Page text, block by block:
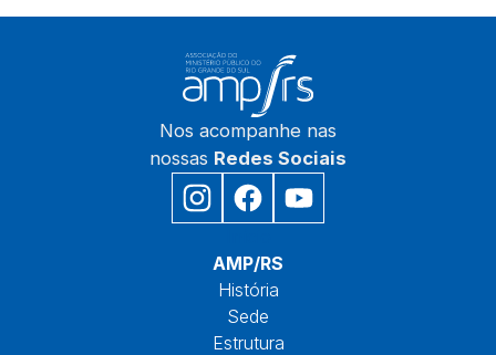
Nos acompanhe nas
nossas Redes Sociais
AMP/RS
História
Sede
Estrutura